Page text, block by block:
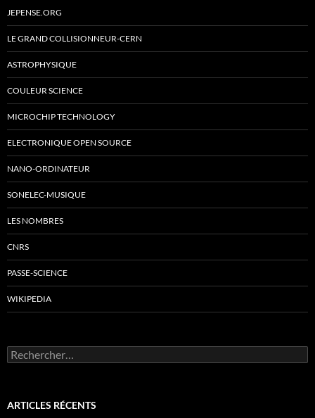
JEPENSE.ORG
LE GRAND COLLISIONNEUR-CERN
ASTROPHYSIQUE
COULEUR SCIENCE
MICROCHIP TECHNOLOGY
ELECTRONIQUE OPEN SOURCE
NANO-ORDINATEUR
SONELEC-MUSIQUE
LES NOMBRES
CNRS
PASSE-SCIENCE
WIKIPEDIA
Rechercher :
ARTICLES RÉCENTS